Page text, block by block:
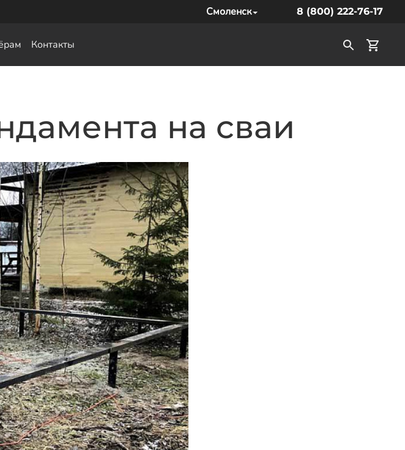
Смоленск 8 (800) 222-76-17
Контакты
на сваи